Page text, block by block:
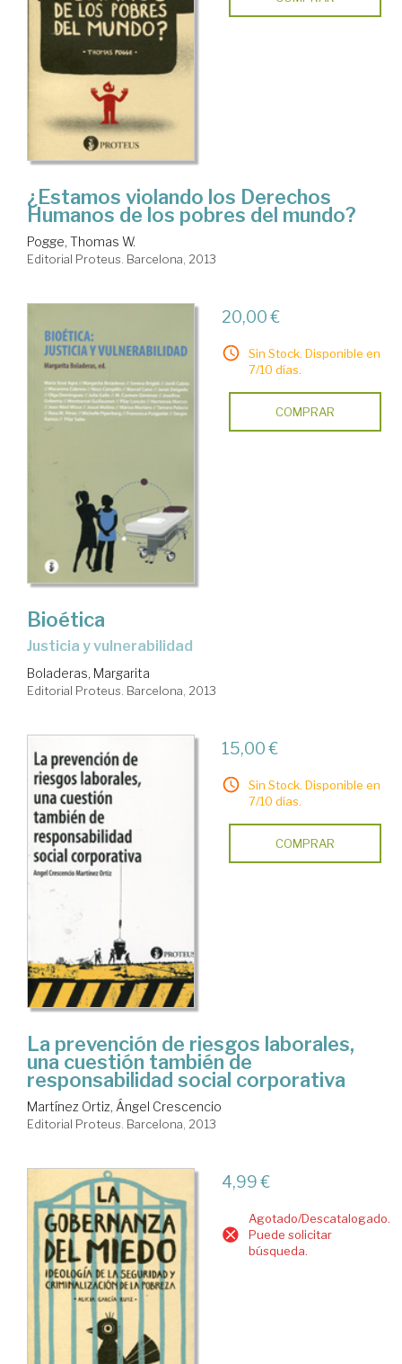
¿Estamos violando los Derechos
Humanos de los pobres del mundo?
Pogge, Thomas W.
Editorial Proteus. Barcelona, 2013
20,00 €
Sin Stock. Disponible en
7/10 días.
COMPRAR
Bioética
justicia y vulnerabilidad
Boladeras, Margarita
Editorial Proteus. Barcelona, 2013
15,00 €
Sin Stock. Disponible en
7/10 días.
COMPRAR
La prevención de riesgos laborales,
una cuestión también de
responsabilidad social corporativa
Martínez Ortiz, Ángel Crescencio
Editorial Proteus. Barcelona, 2013
4,99 €
Agotado/Descatalogado.
Puede solicitar
búsqueda.